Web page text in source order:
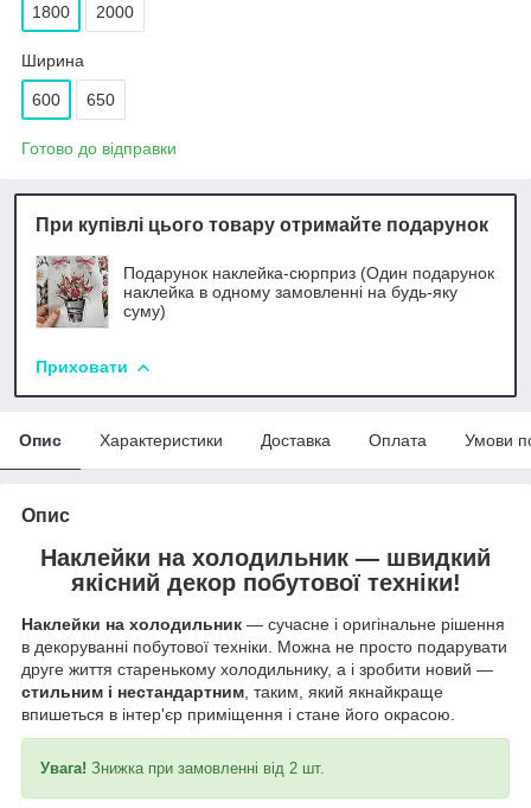
1800 2000
Ширина
600 650
Готово до відправки
При купівлі цього товару отримайте подарунок
Подарунок наклейка-сюрприз (Один подарунок
наклейка в одному замовленні на будь-яку
суму)
Приховати
Опис Характеристики Доставка Оплата Умови
Опис
Наклейки на холодильник — швидкий
якісний декор побутової техніки!
Наклейки на холодильник — сучасне і оригінальне рішення
в декоруванні побутової техніки. Можна не просто подарувати
друге життя старенькому холодильнику, а і зробити новий —
стильним і нестандартним, таким, який якнайкраще
впишеться в інтер'єр приміщення і стане його окрасою.
Увага! Знижка при замовленні від 2 шт.